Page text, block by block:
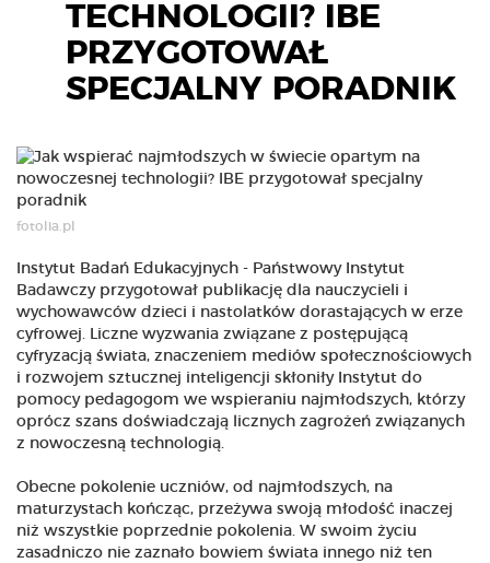
TECHNOLOGII? IBE
PRZYGOTOWAŁ
SPECJALNY PORADNIK
fotolia.pl
Instytut Badań Edukacyjnych - Państwowy Instytut
Badawczy przygotował publikację dla nauczycieli i
wychowawców dzieci i nastolatków dorastających w erze
cyfrowej. Liczne wyzwania związane z postępującą
cyfryzacją świata, znaczeniem mediów społecznościowych
i rozwojem sztucznej inteligencji skłoniły Instytut do
pomocy pedagogom we wspieraniu najmłodszych, którzy
oprócz szans doświadczają licznych zagrożeń związanych
z nowoczesną technologią.
Obecne pokolenie uczniów, od najmłodszych, na
maturzystach kończąc, przeżywa swoją młodość inaczej
niż wszystkie poprzednie pokolenia. W swoim życiu
zasadniczo nie zaznało bowiem świata innego niż ten